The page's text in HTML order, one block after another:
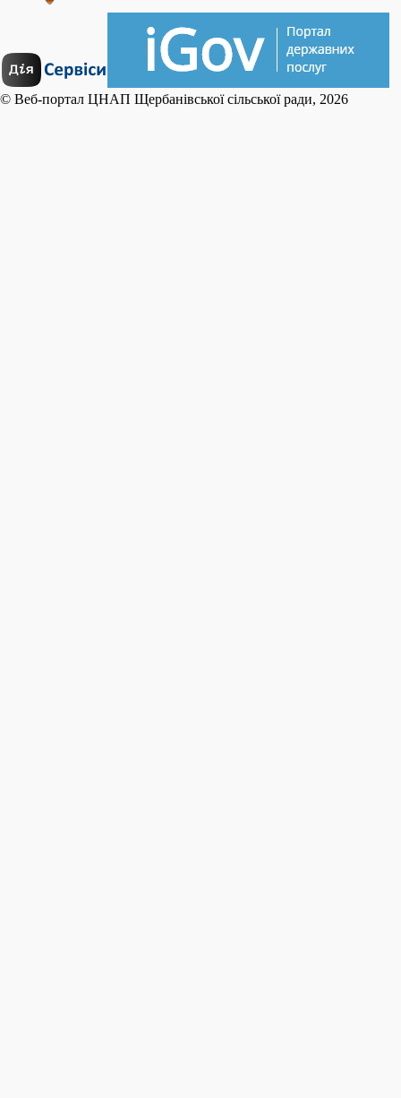
© Веб-портал ЦНАП Щербанівської сільської ради, 2026